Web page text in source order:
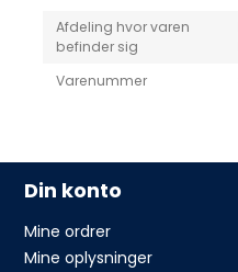
Afdeling hvor varen
befinder sig
Varenummer
Din konto
Mine ordrer
Mine oplysninger